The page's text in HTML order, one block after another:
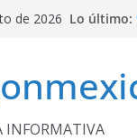
de 2026 Lo último:
INFORMATIVA